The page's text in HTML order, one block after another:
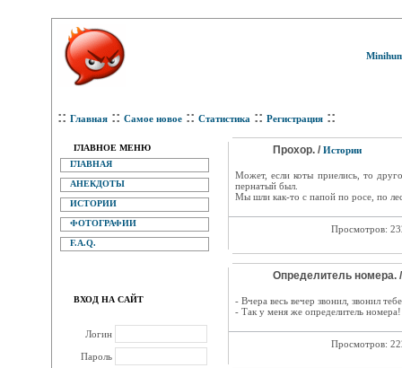
:: Главная :: Самое новое :: Статистика :: Регистрация ::
ГЛАВНОЕ МЕНЮ
ГЛАВНАЯ
АНЕКДОТЫ
ИСТОРИИ
ФОТОГРАФИИ
F.A.Q.
ВХОД НА САЙТ
Логин
Пароль
Прохор. / Истории
Может, если коты приелись, то
пернатый был.
Мы шли как-то с папой по росе, по
Просмотров:
Определитель номера.
- Вчера весь вечер звонил, звонил
- Так у меня же определитель номера!
Просмотров: